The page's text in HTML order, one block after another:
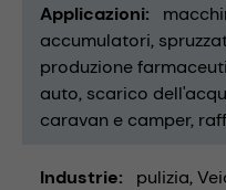
Applicazioni
accumulatori
produzione
auto scarico
caravan e camper
Industrie pulizia